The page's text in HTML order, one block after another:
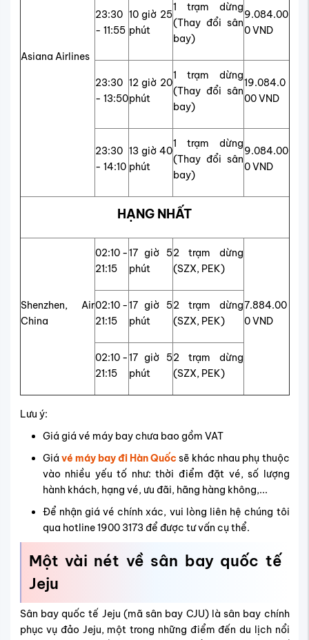
Asiana Airlines
23:30
- 11:55
10 giờ 25
phút
1 trạm dừng
(Thay đổi sân
bay)
9.084.00
0 VND
23:30
- 13:50
12 giờ 20
phút
1 trạm dừng
(Thay đổi sân
bay)
19.084.0
00 VND
23:30
- 14:10
13 giờ 40
phút
1 trạm dừng
(Thay đổi sân
bay)
9.084.00
0 VND
HẠNG NHẤT
Shenzhen, Air
China
02:10 -
21:15
17 giờ 5
phút
2 trạm dừng
(SZX, PEK)
7.884.00
0 VND
02:10 -
21:15
17 giờ 5
phút
2 trạm dừng
(SZX, PEK)
02:10 -
21:15
17 giờ 5
phút
2 trạm dừng
(SZX, PEK)
Lưu ý:
Giá giá vé máy bay chưa bao gồm VAT
Giá vé máy bay đi Hàn Quốc sẽ khác nhau phụ thuộc
vào nhiều yếu tố như: thời điểm đặt vé, số lượng
hành khách, hạng vé, ưu đãi, hãng hàng không,...
Để nhận giá vé chính xác, vui lòng liên hệ chúng tôi
qua hotline 1900 3173 để được tư vấn cụ thể.
Một vài nét về sân bay quốc tế
Jeju
Sân bay quốc tế Jeju (mã sân bay CJU) là sân bay chính
phục vụ đảo Jeju, một trong những điểm đến du lịch nổi